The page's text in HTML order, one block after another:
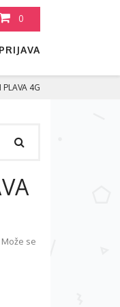
0
PRIJAVA
PLAVA 4G
se